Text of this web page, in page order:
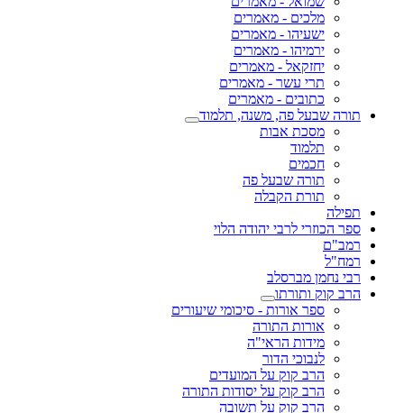
מלכים - מאמרים
ישעיהו - מאמרים
ירמיהו - מאמרים
יחזקאל - מאמרים
תרי עשר - מאמרים
כתובים - מאמרים
תורה שבעל פה, משנה, תלמוד
מסכת אבות
תלמוד
חכמים
תורה שבעל פה
תורת הקבלה
תפילה
ספר הכוזרי לרבי יהודה הלוי
רמב"ם
רמח"ל
רבי נחמן מברסלב
הרב קוק ותורתו
ספר אורות - סיכומי שיעורים
אורות התורה
מידות הראי"ה
לנבוכי הדור
הרב קוק על המועדים
הרב קוק על יסודות התורה
הרב קוק על תשובה